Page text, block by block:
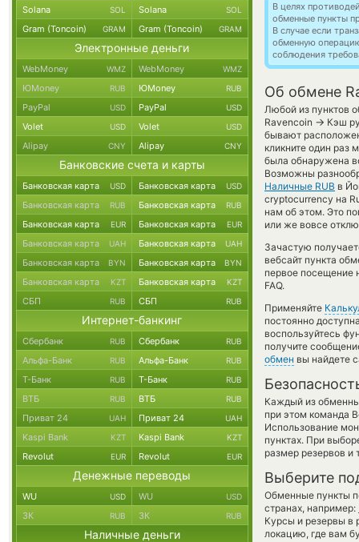
В целях
обменные пункты
В случае если
обменную
соблюдения
Об обмене
Любой из пунктов
Ravencoin → Кэш
бывают
кликните один раз
была обнаружена
Возможны
Наличные RUB в
cryptocurrency на
нам об этом. Это
или же вовсе
Зачастую
вебсайт пункта
первое посещение
FAQ.
Применяйте
постоянно
воспользуйтесь
получите
обмен вы найдете
Каждый из
при этом команда
Использование
пунктах. При
размер резервов и
Выберите
Обменные пункты
странах, например:
Курсы и резервы в
локацию, где вам
Solana SOL Solana SOL
Gram (Toncoin) GRAM Gram (Toncoin) GRAM
Электронные деньги
WebMoney WMZ WebMoney WMZ
ЮMoney RUB ЮMoney RUB
PayPal USD PayPal USD
Volet USD Volet USD
Alipay CNY Alipay CNY
Банковские счета и карты
Банковская карта USD Банковская карта USD
Банковская карта RUB Банковская карта RUB
Банковская карта EUR Банковская карта EUR
Банковская карта UAH Банковская карта UAH
Банковская карта BYN Банковская карта BYN
Банковская карта KZT Банковская карта KZT
СБП RUB СБП RUB
Интернет-банкинг
Сбербанк RUB Сбербанк RUB
Альфа-Банк RUB Альфа-Банк RUB
Т-Банк RUB Т-Банк RUB
ВТБ RUB ВТБ RUB
Приват 24 UAH Приват 24 UAH
Kaspi Bank KZT Kaspi Bank KZT
Revolut EUR Revolut EUR
Денежные переводы
WU USD WU USD
ЗК RUB ЗК RUB
Наличные деньги